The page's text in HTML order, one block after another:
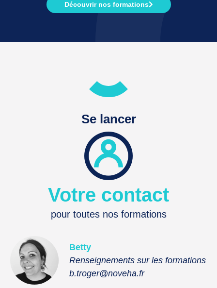
Découvrir nos formations
Se lancer
Votre contact
pour toutes nos formations
Betty
Renseignements sur les formations
b.troger@noveha.fr